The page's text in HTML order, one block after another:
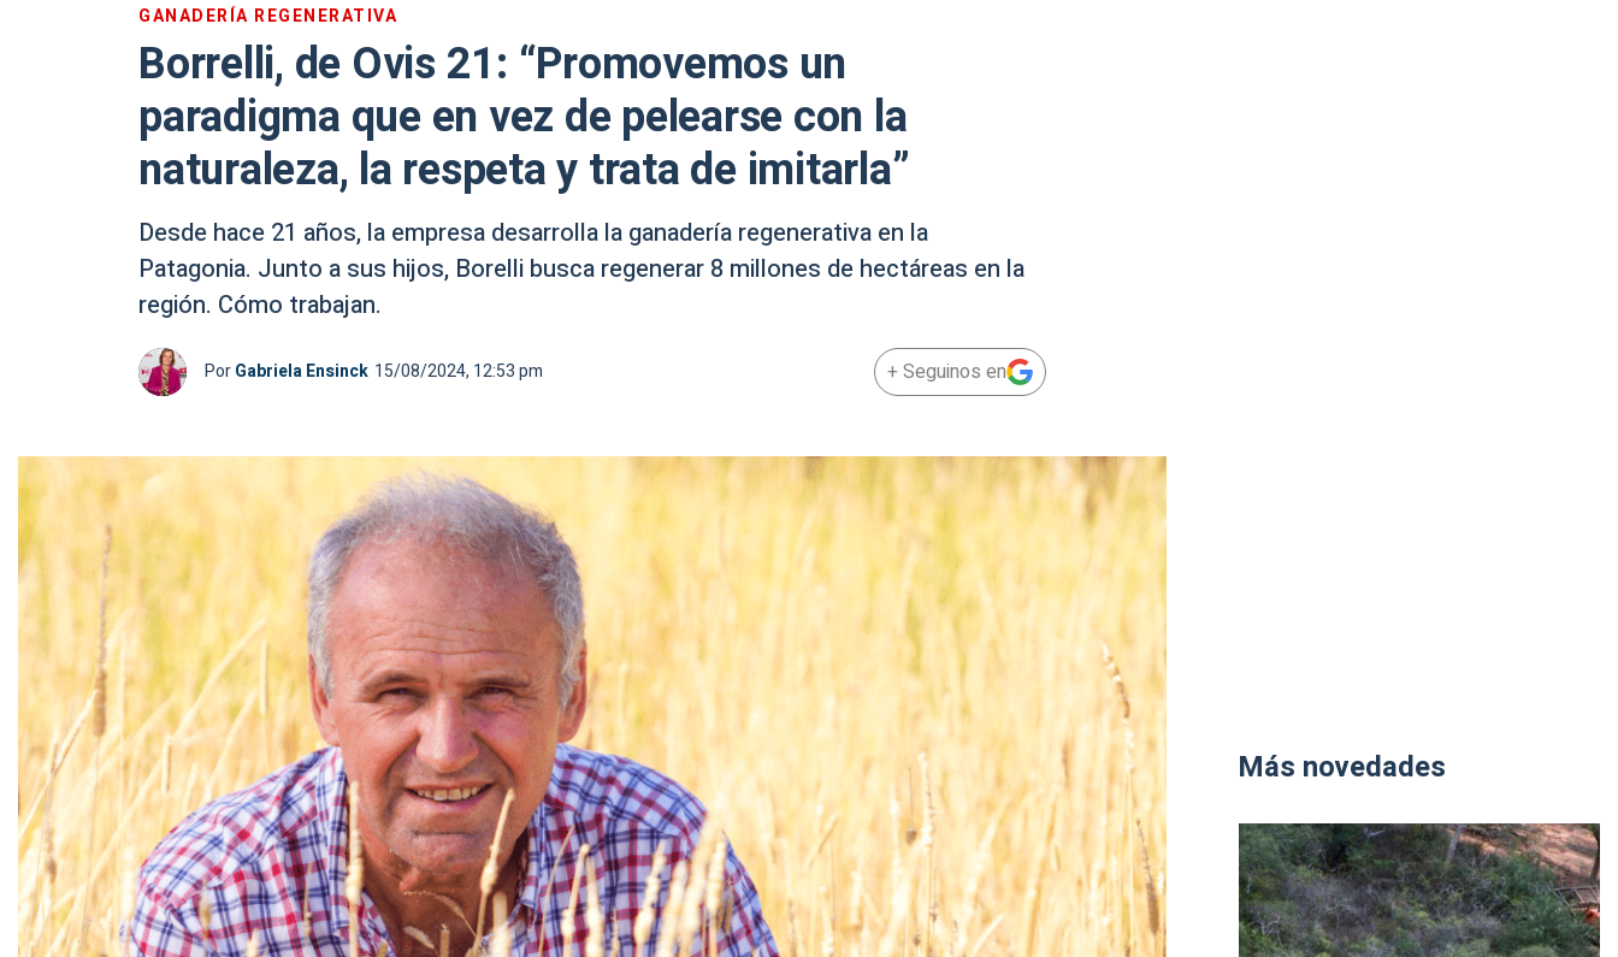
GANADERÍA REGENERATIVA
Borrelli, de Ovis 21: “Promovemos un
paradigma que en vez de pelearse con la
naturaleza, la respeta y trata de imitarla”
Desde hace 21 años, la empresa desarrolla la ganadería regenerativa en la
Patagonia. Junto a sus hijos, Borelli busca regenerar 8 millones de hectáreas en la
región. Cómo trabajan.
PorGabriela Ensinck 15/08/2024, 12:53 pm + Seguinos en
Más novedades